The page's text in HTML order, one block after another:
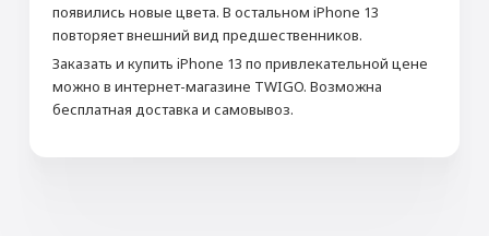
появились новые цвета. В остальном iPhone 13
повторяет внешний вид предшественников.
Заказать и купить iPhone 13 по привлекательной цене
можно в интернет-магазине TWIGO. Возможна
бесплатная доставка и самовывоз.